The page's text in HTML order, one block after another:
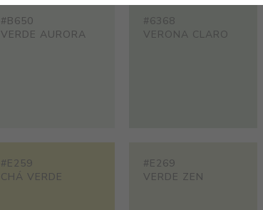
#B650
VERDE AURORA
#6368
VERONA CLARO
#E259
CHÁ VERDE
#E269
VERDE ZEN